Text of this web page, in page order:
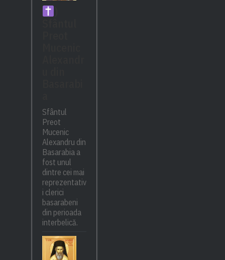
Sfântul
Preot
Mucenic
Alexandru din
Basarabia a
fost unul
dintre cei mai
reprezentativ
i clerici
basarabeni
din perioada
interbelică.